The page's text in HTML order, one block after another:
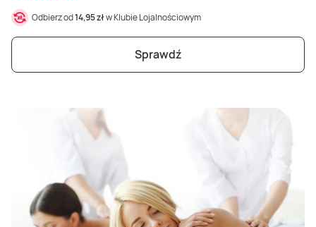
Odbierz od14,95 złw Klubie Lojalnościowym
Sprawdź